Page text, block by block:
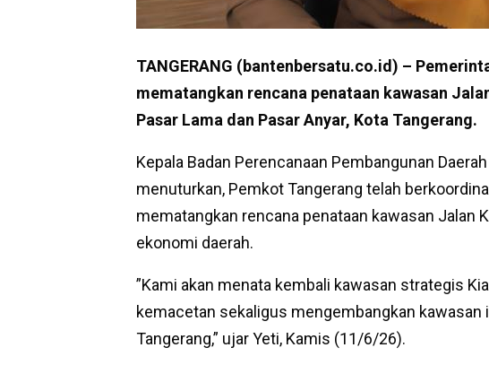
TANGERANG (bantenbersatu.co.id) –
mematangkan rencana penataan kawasan
Pasar Lama dan Pasar Anyar, Kota Tangerang.
Kepala Badan Perencanaan Pembangunan
menuturkan, Pemkot Tangerang telah
mematangkan rencana penataan kawasan Jalan
ekonomi daerah.
”Kami akan menata kembali kawasan strategis
kemacetan sekaligus mengembangkan
Tangerang,” ujar Yeti, Kamis (11/6/26).